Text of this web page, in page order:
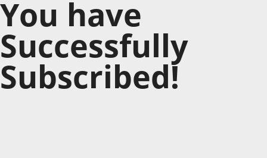
You have
Successfully
Subscribed!